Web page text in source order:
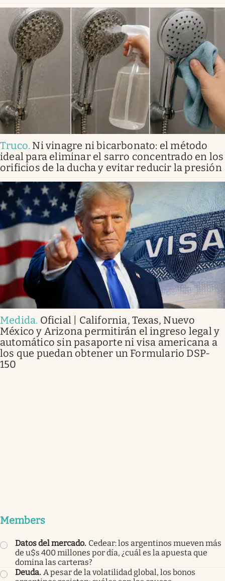
Truco. Ni vinagre ni bicarbonato: el método
ideal para eliminar el sarro concentrado en los
orificios de la ducha y evitar reducir la presión
Medida. Oficial | California, Texas, Nuevo
México y Arizona permitirán el ingreso legal y
automático sin pasaporte ni visa americana a
los que puedan obtener un Formulario DSP-
150
Members
Datos del mercado. Cedear: los argentinos mueven más
de u$s 400 millones por día, ¿cuál es la apuesta que
domina las carteras?
Deuda. A pesar de la volatilidad global, los bonos